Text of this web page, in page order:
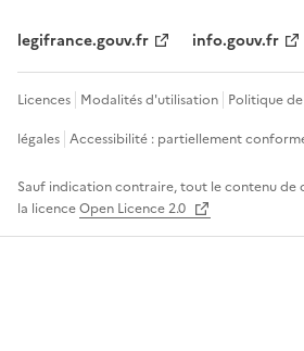
legifrance.gouv.fr info.gouv.fr
Licences Modalités d'utilisation Politique
légales Accessibilité : partiellement
Sauf indication contraire, tout le contenu de
la licenceOpen Licence 2.0